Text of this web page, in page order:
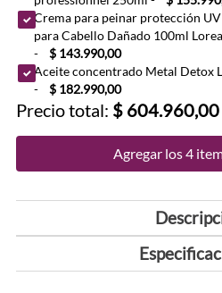
Crema para peinar protección
para Cabello Dañado 100ml
-
$ 143.990,00
Aceite concentrado Metal Detox
-
$ 182.990,00
Precio total: $ 604.960,00
Agregar los 4